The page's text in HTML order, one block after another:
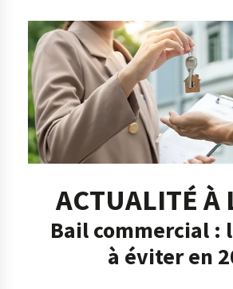
ACTUALITÉ À
Bail commercial :
à éviter en